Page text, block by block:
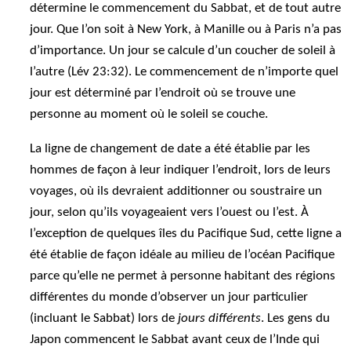
détermine le commencement du Sabbat, et de tout autre
jour. Que l’on soit à New York, à Manille ou à Paris n’a pas
d’importance. Un jour se calcule d’un coucher de soleil à
l’autre (Lév 23:32). Le commencement de n’importe quel
jour est déterminé par l’endroit où se trouve une
personne au moment où le soleil se couche.
La ligne de changement de date a été établie par les
hommes de façon à leur indiquer l’endroit, lors de leurs
voyages, où ils devraient additionner ou soustraire un
jour, selon qu’ils voyageaient vers l’ouest ou l’est. À
l’exception de quelques îles du Pacifique Sud, cette ligne a
été établie de façon idéale au milieu de l’océan Pacifique
parce qu’elle ne permet à personne habitant des régions
différentes du monde d’observer un jour particulier
(incluant le Sabbat) lors dejours différents. Les gens du
Japon commencent le Sabbat avant ceux de l’Inde qui